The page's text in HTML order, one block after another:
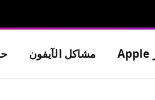
مشاكل الآيفون